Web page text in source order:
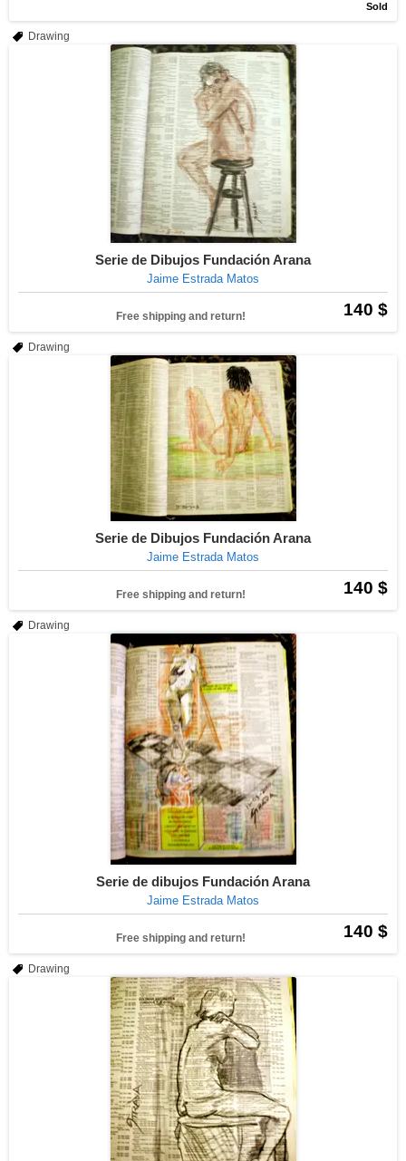
Sold
Drawing
Serie de Dibujos Fundación Arana
Jaime Estrada Matos
140 $
Free shipping and return!
Drawing
Serie de Dibujos Fundación Arana
Jaime Estrada Matos
140 $
Free shipping and return!
Drawing
Serie de dibujos Fundación Arana
Jaime Estrada Matos
140 $
Free shipping and return!
Drawing